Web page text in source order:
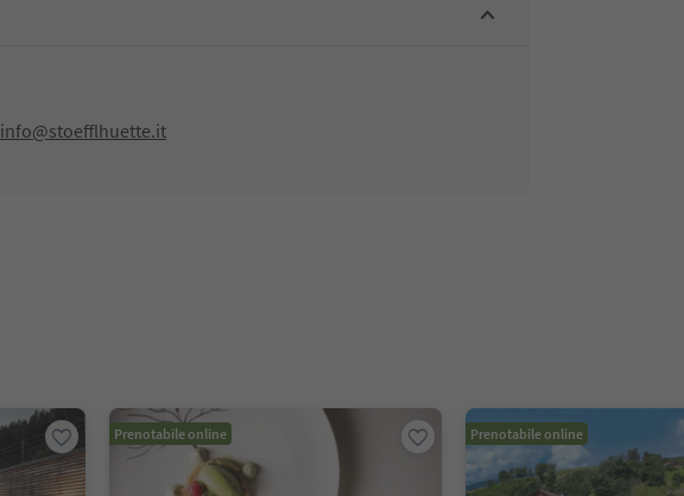
info@stoefflhuette.it
Prenotabile online Prenotabile online